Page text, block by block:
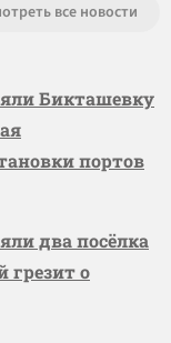
все новости
Бикташевку
портов
два посёлка
грезит о